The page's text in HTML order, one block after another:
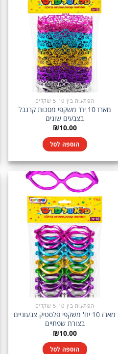
הפתעות בין 5-10 שקלים
מארז 10 יח' משקפי מסכות קרנבל
בצבעים שונים
₪10.00
הוספה לסל
הפתעות בין 5-10 שקלים
מארז 10 יח' משקפי פלסטיק צבעוניים
בצורת שפתיים
₪10.00
הוספה לסל